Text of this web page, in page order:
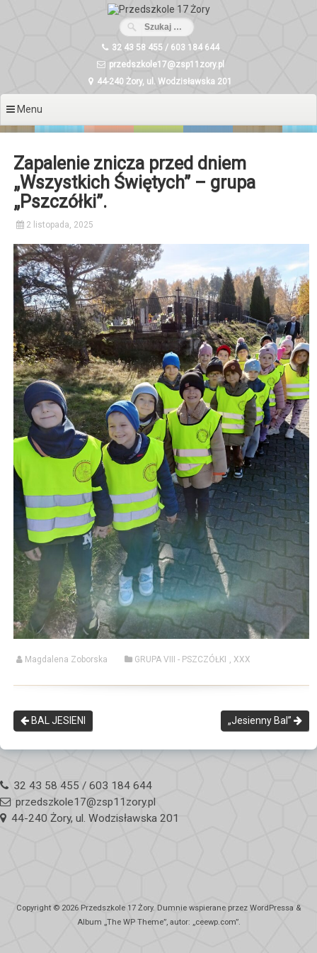
32 43 58 455 / 603 184 644
przedszkole17@zsp11zory.pl
44-240 Żory, ul. Wodzisławska 201
Menu
Zapalenie znicza przed dniem
„Wszystkich Świętych” – grupa
„Pszczółki”.
2 listopada, 2025
Magdalena Zoborska GRUPA VIII - PSZCZÓŁKI ,XXX
BAL JESIENI „Jesienny Bal”
32 43 58 455 / 603 184 644
przedszkole17@zsp11zory.pl
44-240 Żory, ul. Wodzisławska 201
Copyright © 2026 Przedszkole 17 Żory. Dumnie wspierane przez WordPressa &
Album „The WPTheme”, autor: „ceewp.com”.